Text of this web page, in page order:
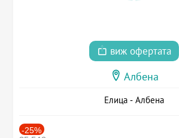
виж офертата
Албена
Елица - Албена
-25%